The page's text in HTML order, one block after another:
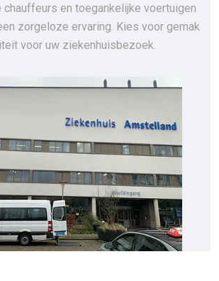
chauffeurs en toegankelijke voertuigen
zorgeloze ervaring. Kies voor gemak
voor uw ziekenhuisbezoek.